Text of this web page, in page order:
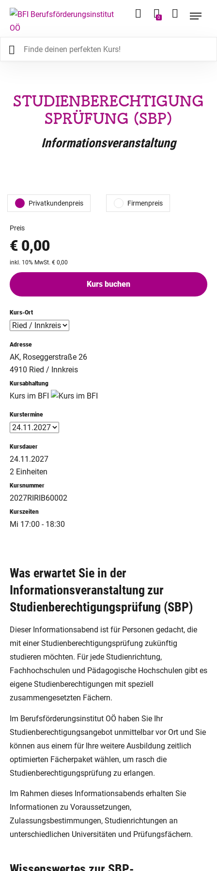
0
STUDIENBERECHTIGUNG
SPRÜFUNG (SBP)
Informationsveranstaltung
Was erwartet Sie in der
Informationsveranstaltung zur
Studienberechtigungsprüfung (SBP)
Dieser Informationsabend ist für Personen gedacht, die
mit einer Studienberechtigungsprüfung zukünftig
studieren möchten. Für jede Studienrichtung,
Fachhochschulen und Pädagogische Hochschulen gibt es
eigene Studienberechtigungen mit speziell
zusammengesetzten Fächern.
Im Berufsförderungsinstitut OÖ haben Sie Ihr
Studienberechtigungsangebot unmittelbar vor Ort und Sie
können aus einem für Ihre weitere Ausbildung zeitlich
optimierten Fächerpaket wählen, um rasch die
Studienberechtigungsprüfung zu erlangen.
Im Rahmen dieses Informationsabends erhalten Sie
Informationen zu Voraussetzungen,
Zulassungsbestimmungen, Studienrichtungen an
unterschiedlichen Universitäten und Prüfungsfächern.
Kurs-Ort
Adresse
AK, Roseggerstraße 26
4910 Ried / Innkreis
Kursabhaltung
Kurs im BFI
Kurstermine
Kursdauer
24.11.2027
2 Einheiten
Kursnummer
2027RIRIB60002
Kurszeiten
Mi 17:00 - 18:30
Privatkundenpreis Firmenpreis
Preis
€ 0,00
inkl. 10% MwSt. € 0,00
Kurs buchen